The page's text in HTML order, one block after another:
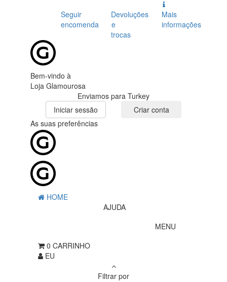
Seguir
encomenda
Devoluções
e
trocas
Mais
informações
Bem-vindo à
Loja Glamourosa
Enviamos para Turkey
Iniciar sessão
Criar conta
As suas preferências
HOME
AJUDA
MENU
0 CARRINHO
EU
Filtrar por